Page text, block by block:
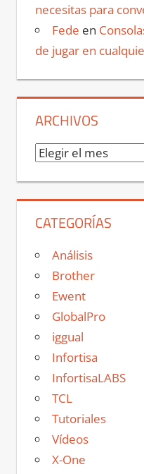
necesitas para
Fede en
de jugar en
ARCHIVOS
Archivos
CATEGORÍAS
Análisis
Brother
Ewent
GlobalPro
iggual
Infortisa
InfortisaLABS
TCL
Tutoriales
Vídeos
X-One